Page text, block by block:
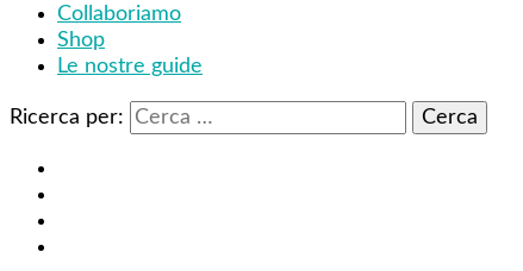
Collaboriamo
Shop
Le nostre guide
Ricerca per: